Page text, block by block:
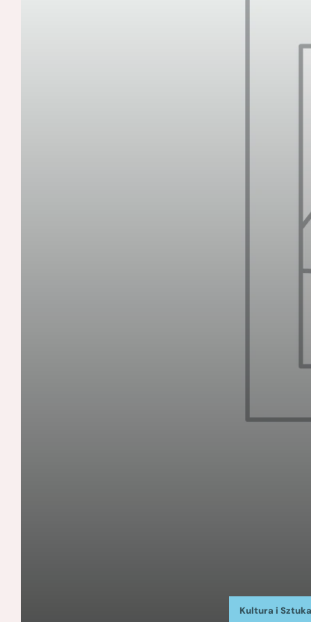
Kultura i Sztuka